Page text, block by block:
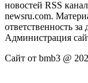
новостей RSS
newsru.com.
ответственность
Администрация
Сайт от bmb3 @